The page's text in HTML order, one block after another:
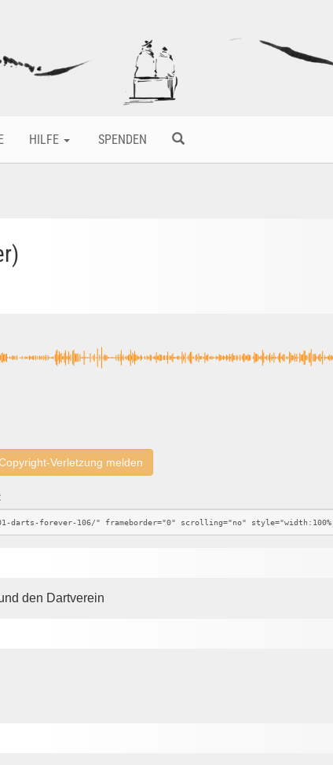
HILFE SPENDEN
Verletzung melden
den Dartverein